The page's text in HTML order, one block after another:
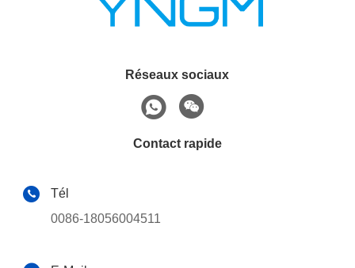
Réseaux sociaux
Contact rapide
Tél
0086-18056004511